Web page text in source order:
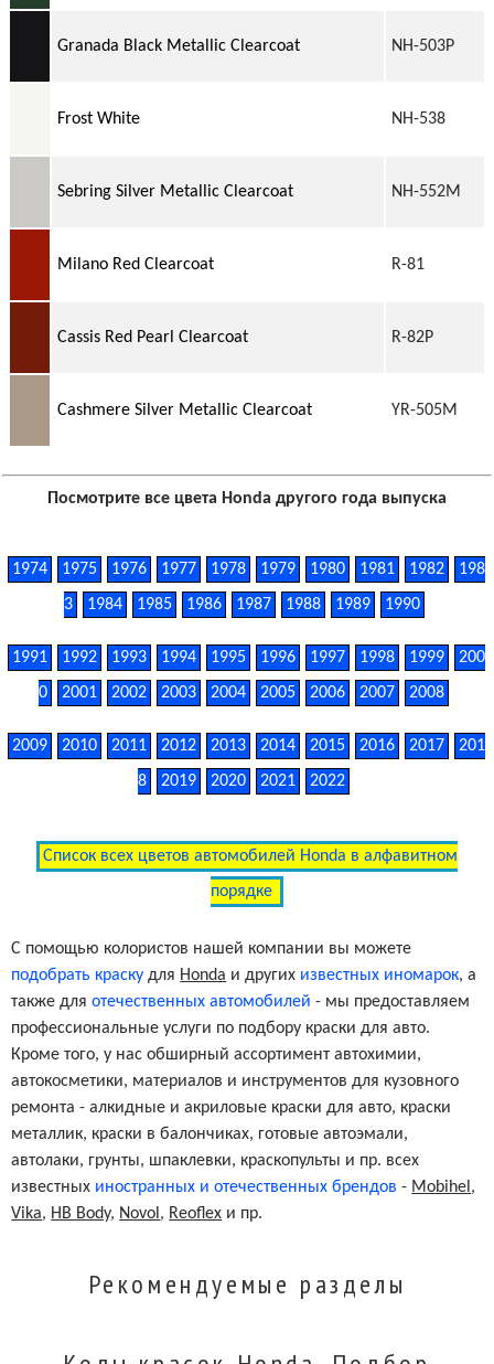
Granada Black Metallic Clearcoat NH-503P
Frost White NH-538
Sebring Silver Metallic Clearcoat NH-552M
Milano Red Clearcoat R-81
Cassis Red Pearl Clearcoat R-82P
Cashmere Silver Metallic Clearcoat YR-505M
Посмотрите все цвета Honda другого года выпуска
1974 1975 1976 1977 1978 1979 1980 1981 1982
198
3
1984 1985 1986 1987 1988 1989 1990
1991 1992 1993 1994 1995 1996 1997 1998 1999
200
0
2001 2002 2003 2004 2005 2006 2007 2008
2009 2010 2011 2012 2013 2014 2015 2016 2017
201
8
2019 2020 2021 2022
Список всех цветов автомобилей Honda в алфавитном
порядке
С помощью колористов нашей компании вы можете
подобрать краску для Honda и других известных иномарок, а
также дляотечественных автомобилей - мы предоставляем
профессиональные услуги по подбору краски для авто.
Кроме того, у нас обширный ассортимент автохимии,
автокосметики, материалов и инструментов для кузовного
ремонта - алкидные и акриловые краски для авто, краски
металлик, краски в балончиках, готовые автоэмали,
автолаки, грунты, шпаклевки, краскопульты и пр. всех
известных иностранных и отечественных брендов - Mobihel ,
Vika, HB Body, Novol , Reoflex и пр.
Рекомендуемые разделы